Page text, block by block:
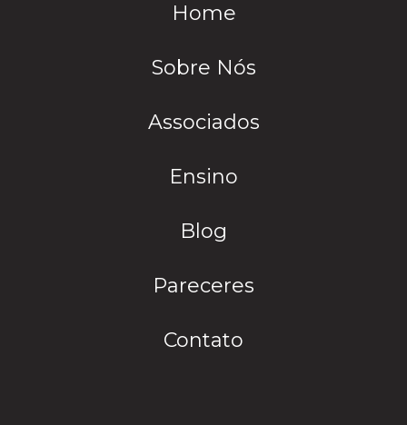
Home
Sobre Nós
Associados
Ensino
Blog
Pareceres
Contato